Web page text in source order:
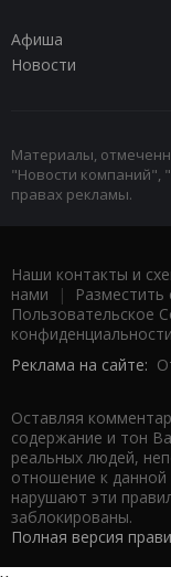
Афиша
Новости
Материалы,
"Новости компаний",
правах рекламы.
Наши контакты и
нами |
Пользовательское
Реклама на сайте:
Оставляя
содержание и тон
реальных людей,
отношение к
нарушают эти
заблокированы.
Полная версия